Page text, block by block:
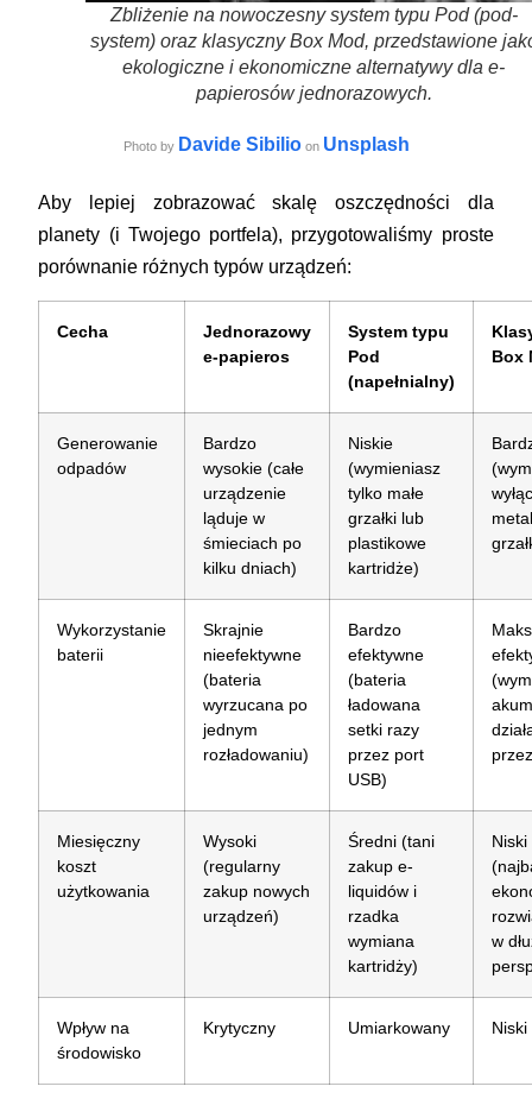
Zbliżenie na nowoczesny system typu Pod (pod-
system) oraz klasyczny Box Mod, przedstawione
ekologiczne i ekonomiczne alternatywy dla e-
papierosów jednorazowych.
Photo by Davide Sibilioon Unsplash
Aby lepiej zobrazować skalę oszczędności dla
planety (i Twojego portfela), przygotowaliśmy proste
porównanie różnych typów urządzeń:
Cecha
Jednorazowy
e-papieros
System typu
Pod
(napełnialny)
Box
Generowanie
odpadów
Bardzo
wysokie (całe
urządzenie
ląduje w
śmieciach po
kilku dniach)
Niskie
(wymieniasz
tylko małe
grzałki lub
plastikowe
kartridże)
Wykorzystanie
baterii
Skrajnie
nieefektywne
(bateria
wyrzucana po
jednym
rozładowaniu)
Bardzo
efektywne
(bateria
ładowana
setki razy
przez port
USB)
Miesięczny
koszt
użytkowania
Wysoki
(regularny
zakup nowych
urządzeń)
Średni (tani
zakup e-
liquidów i
rzadka
wymiana
kartridży)
Niski
w
Wpływ na
środowisko
Krytyczny Umiarkowany Niski